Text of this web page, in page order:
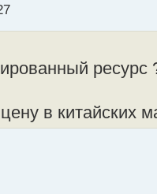
ресурс
в китайских